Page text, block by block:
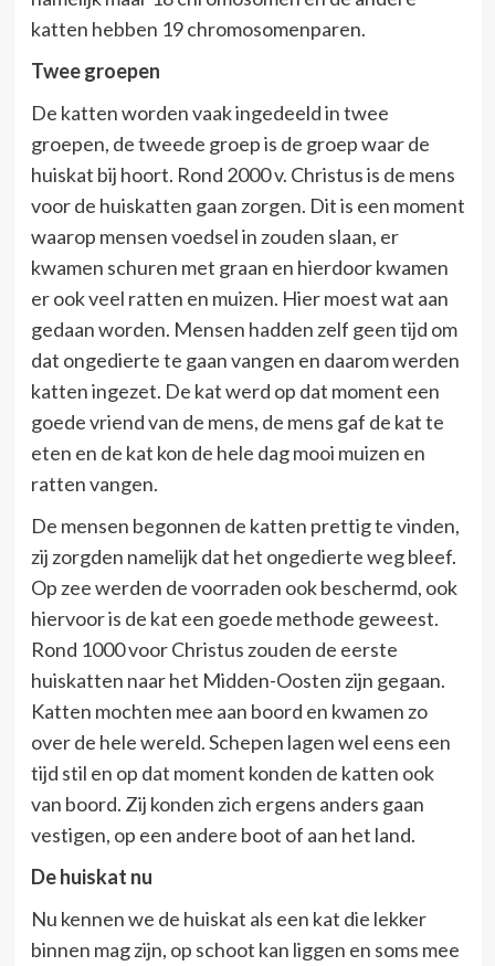
katten hebben 19 chromosomenparen.
Twee groepen
De katten worden vaak ingedeeld in twee
groepen, de tweede groep is de groep waar de
huiskat bij hoort. Rond 2000 v. Christus is de mens
voor de huiskatten gaan zorgen. Dit is een moment
waarop mensen voedsel in zouden slaan, er
kwamen schuren met graan en hierdoor kwamen
er ook veel ratten en muizen. Hier moest wat aan
gedaan worden. Mensen hadden zelf geen tijd om
dat ongedierte te gaan vangen en daarom werden
katten ingezet. De kat werd op dat moment een
goede vriend van de mens, de mens gaf de kat te
eten en de kat kon de hele dag mooi muizen en
ratten vangen.
De mensen begonnen de katten prettig te vinden,
zij zorgden namelijk dat het ongedierte weg bleef.
Op zee werden de voorraden ook beschermd, ook
hiervoor is de kat een goede methode geweest.
Rond 1000 voor Christus zouden de eerste
huiskatten naar het Midden-Oosten zijn gegaan.
Katten mochten mee aan boord en kwamen zo
over de hele wereld. Schepen lagen wel eens een
tijd stil en op dat moment konden de katten ook
van boord. Zij konden zich ergens anders gaan
vestigen, op een andere boot of aan het land.
De huiskat nu
Nu kennen we de huiskat als een kat die lekker
binnen mag zijn, op schoot kan liggen en soms mee